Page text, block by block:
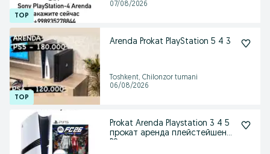
07/08/2026
Arenda Prokat PlayStation 5 4 3
Toshkent, Chilonzor tumani
06/08/2026
Prokat Arenda Playstation 3 4 5
прокат аренда плейстейшен